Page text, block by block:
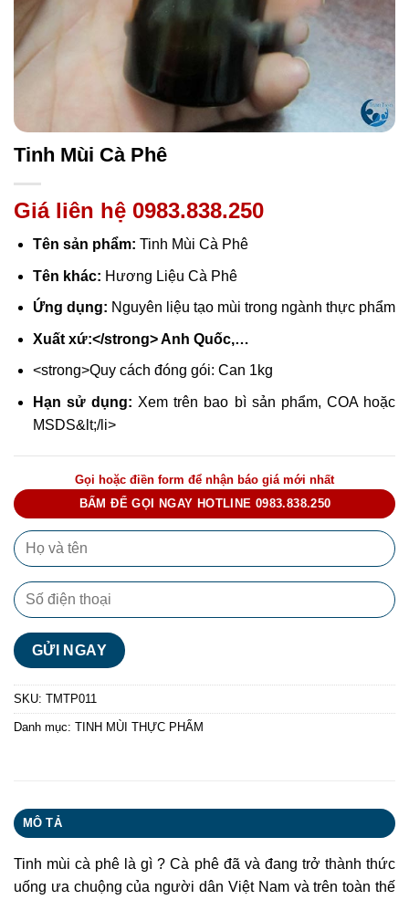
Tinh Mùi Cà Phê
Giá liên hệ 0983.838.250
Tên sản phẩm: Tinh Mùi Cà Phê
Tên khác: Hương Liệu Cà Phê
Ứng dụng: Nguyên liệu tạo mùi trong ngành thực phẩm
Xuất xứ:</strong> Anh Quốc,…
<strong>Quy cách đóng gói: Can 1kg
Hạn sử dụng: Xem trên bao bì sản phẩm, COA hoặc
MSDS&lt;/li>
Gọi hoặc điền form để nhận báo giá mới nhất
BẤM ĐỂ GỌI NGAY HOTLINE 0983.838.250
SKU: TMTP011
Danh mục: TINH MÙI THỰC PHẨM
MÔ TẢ
Tinh mùi cà phê là gì ? Cà phê đã và đang trở thành thức
uống ưa chuộng của người dân Việt Nam và trên toàn thế